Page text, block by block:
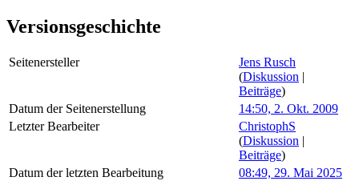
Versionsgeschichte
Seitenersteller
Jens Rusch
(Diskussion
Beiträge)
Datum der Seitenerstellung
14:50, 2. Okt. 2009
Letzter Bearbeiter
ChristophS
(Diskussion
Beiträge)
Datum der letzten Bearbeitung
08:49, 29. Mai 2025